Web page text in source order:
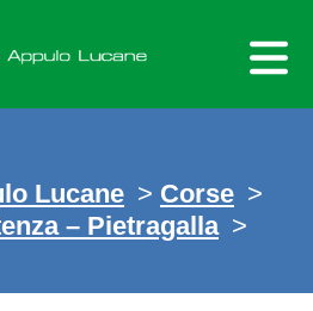
Lucane > Corse >
– Pietragalla >